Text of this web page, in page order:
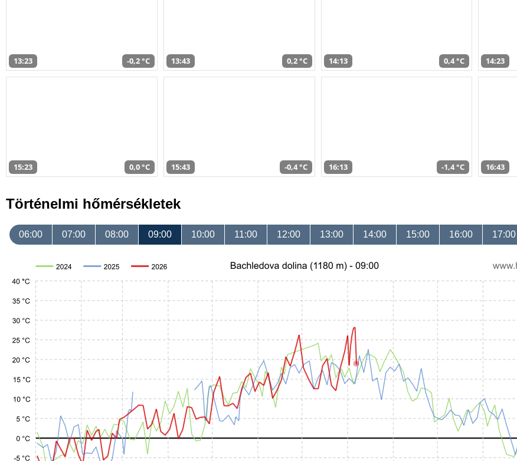
13:23 -0,2 °C 13:43 0,2 °C 14:13 0,4 °C 14:23
15:23 0,0 °C 15:43 -0,4 °C 16:13 -1,4 °C 16:43
Történelmi hőmérsékletek
06:00 07:00 08:00 09:00 10:00 11:00 12:00 13:00 14:00 15:00 16:00 17:00